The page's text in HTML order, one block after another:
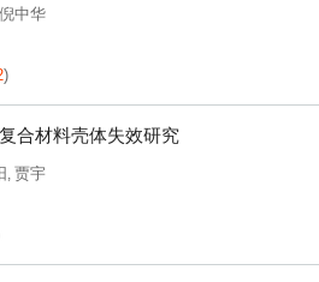
倪中华
)
合材料壳体失效研究
, 贾宇